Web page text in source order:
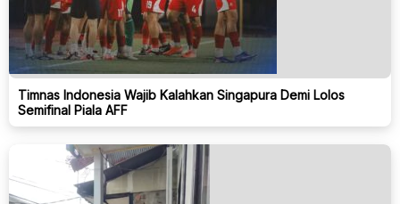
Timnas Indonesia Wajib Kalahkan Singapura Demi Lolos
Semifinal Piala AFF